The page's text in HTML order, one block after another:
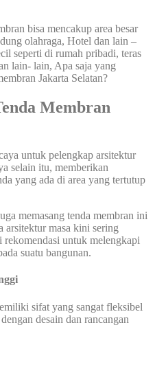
bisa mencakup area besar
olahraga, Hotel dan lain –
seperti di rumah pribadi, teras
lain- lain, Apa saja yang
Jakarta Selatan?
Membran
untuk pelengkap arsitektur
selain itu, memberikan
yang ada di area yang tertutup
memasang tenda membran ini
arsitektur masa kini sering
rekomendasi untuk melengkapi
suatu bangunan.
sifat yang sangat fleksibel
desain dan rancangan